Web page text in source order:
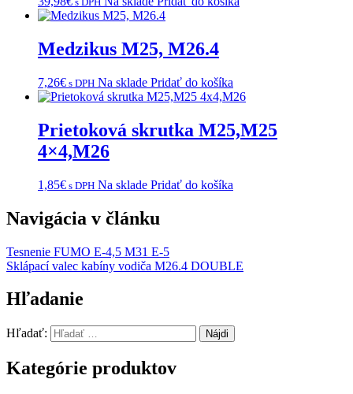
Medzikus M25, M26.4
7,26€ s DPH Na sklade Pridať do košíka
Prietoková skrutka M25,M25
4×4,M26
1,85€ s DPH Na sklade Pridať do košíka
Navigácia v článku
Tesnenie FUMO E-4,5 M31 E-5
Sklápací valec kabíny vodiča M26.4 DOUBLE
Hľadanie
Hľadať:
Kategórie produktov